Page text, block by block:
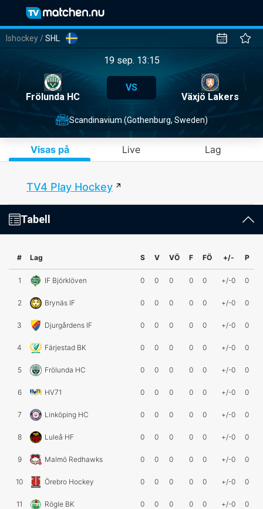
Ishockey /SHL
19 sep. 13:15
Frölunda HC
VS
Växjö Lakers
Scandinavium (Gothenburg, Sweden)
Visas på Live Lag
TV4 Play Hockey
Tabell
# Lag S V VÖ F FÖ +/- P
1 IF Björklöven 0 0 0 0 0 +/-0 0
2 Brynäs IF 0 0 0 0 0 +/-0 0
3 Djurgårdens IF 0 0 0 0 0 +/-0 0
4 Färjestad BK 0 0 0 0 0 +/-0 0
5 Frölunda HC 0 0 0 0 0 +/-0 0
6 HV71 0 0 0 0 0 +/-0 0
7 Linköping HC 0 0 0 0 0 +/-0 0
8 Luleå HF 0 0 0 0 0 +/-0 0
9 Malmö Redhawks 0 0 0 0 0 +/-0 0
10 Örebro Hockey 0 0 0 0 0 +/-0 0
11 Rögle BK 0 0 0 0 0 +/-0 0